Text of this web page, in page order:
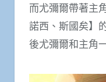
而尤彌爾帶著主
諾西、斯國矣】
後尤彌爾和主角